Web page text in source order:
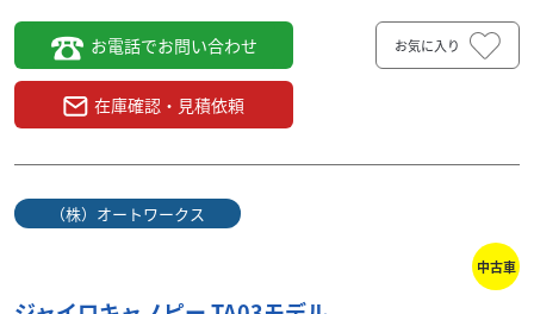
お電話でお問い合わせ
在庫確認・見積依頼
お気に入り
（株）オートワークス
中古車